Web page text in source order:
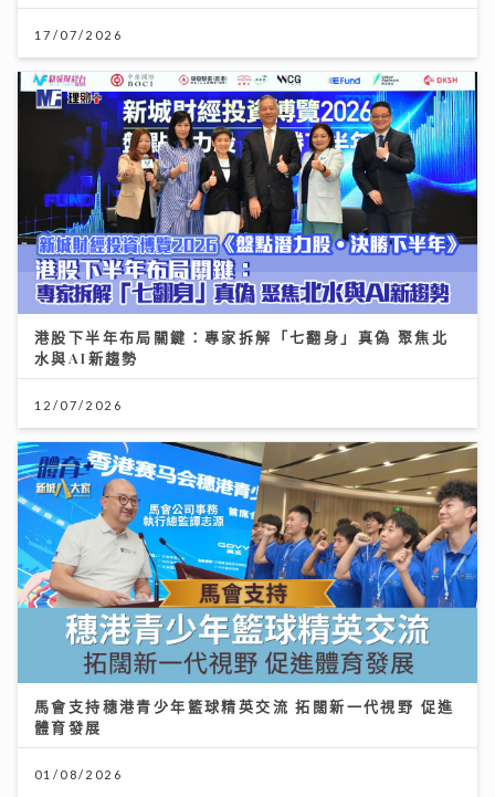
17/07/2026
港股下半年布局關鍵：專家拆解「七翻身」真偽 聚焦北
水與AI新趨勢
12/07/2026
馬會支持穗港青少年籃球精英交流 拓闊新一代視野 促進
體育發展
01/08/2026